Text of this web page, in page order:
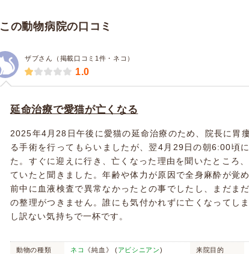
この動物病院の口コミ
ザブさん（掲載口コミ1件・ネコ）
1.0
延命治療で愛猫が亡くなる
2025年4月28日午後に愛猫の延命治療のため、院長に胃
る手術を行ってもらいましたが、翌4月29日の朝6:00頃
た。すぐに迎えに行き、亡くなった理由を聞いたところ
ていたと聞きました。年齢や体力が原因で全身麻酔が覚
前中に血液検査で異常なかったとの事でしたし、まだま
の整理がつきません。誰にも気付かれずに亡くなってし
し訳ない気持ちで一杯です。
動物の種類 ネコ 《純血》 (アビシニアン) 来院目的